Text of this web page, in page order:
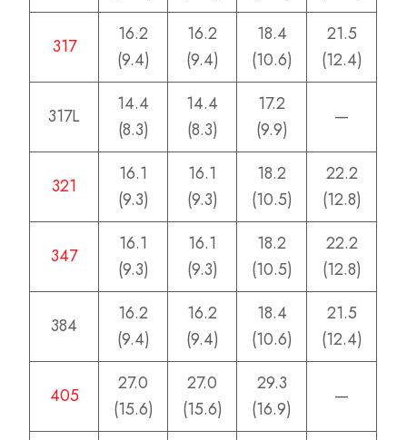
317
16.2
(9.4)
16.2
(9.4)
18.4
(10.6)
21.5
(12.4)
317L
14.4
(8.3)
14.4
(8.3)
17.2
(9.9)
—
321
16.1
(9.3)
16.1
(9.3)
18.2
(10.5)
22.2
(12.8)
347
16.1
(9.3)
16.1
(9.3)
18.2
(10.5)
22.2
(12.8)
384
16.2
(9.4)
16.2
(9.4)
18.4
(10.6)
21.5
(12.4)
405
27.0
(15.6)
27.0
(15.6)
29.3
(16.9)
—